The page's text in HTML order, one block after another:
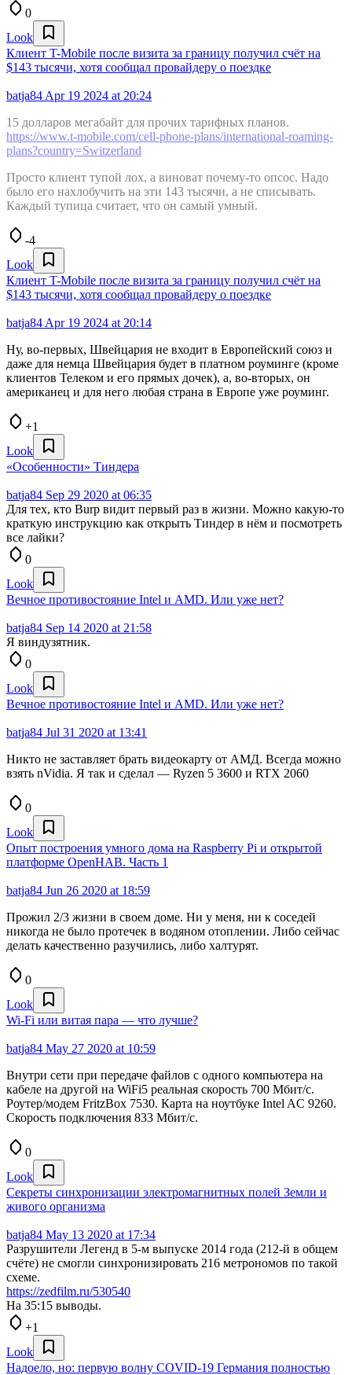
0
Look
Клиент T-Mobile после визита за границу получил счёт на
$143 тысячи, хотя сообщал провайдеру о поездке
batja84 Apr 19 2024 at 20:24
15 долларов мегабайт для прочих тарифных планов.
https://www.t-mobile.com/cell-phone-plans/international-roaming-
plans?country=Switzerland
Просто клиент тупой лох, а виноват почему-то опсос. Надо
было его нахлобучить на эти 143 тысячи, а не списывать.
Каждый тупица считает, что он самый умный.
-4
Look
Клиент T-Mobile после визита за границу получил счёт на
$143 тысячи, хотя сообщал провайдеру о поездке
batja84 Apr 19 2024 at 20:14
Ну, во-первых, Швейцария не входит в Европейский союз и
даже для немца Швейцария будет в платном роуминге (кроме
клиентов Телеком и его прямых дочек), а, во-вторых, он
американец и для него любая страна в Европе уже роуминг.
+1
Look
«Особенности» Тиндера
batja84 Sep 29 2020 at 06:35
Для тех, кто Burp видит первый раз в жизни. Можно какую-то
краткую инструкцию как открыть Тиндер в нём и посмотреть
все лайки?
0
Look
Вечное противостояние Intel и AMD. Или уже нет?
batja84 Sep 14 2020 at 21:58
Я виндузятник.
0
Look
Вечное противостояние Intel и AMD. Или уже нет?
batja84 Jul 31 2020 at 13:41
Никто не заставляет брать видеокарту от АМД. Всегда можно
взять nVidia. Я так и сделал — Ryzen 5 3600 и RTX 2060
0
Look
Опыт построения умного дома на Raspberry Pi и открытой
платформе OpenHAB. Часть 1
batja84 Jun 26 2020 at 18:59
Прожил 2/3 жизни в своем доме. Ни у меня, ни к соседей
никогда не было протечек в водяном отоплении. Либо сейчас
делать качественно разучились, либо халтурят.
0
Look
Wi-Fi или витая пара — что лучше?
batja84 May 27 2020 at 10:59
Внутри сети при передаче файлов с одного компьютера на
кабеле на другой на WiFi5 реальная скорость 700 Мбит/с.
Роутер/модем FritzBox 7530. Карта на ноутбуке Intel AC 9260.
Скорость подключения 833 Мбит/с.
0
Look
Секреты синхронизации электромагнитных полей Земли и
живого организма
batja84 May 13 2020 at 17:34
Разрушители Легенд в 5-м выпуске 2014 года (212-й в общем
счёте) не смогли синхронизировать 216 метрономов по такой
схеме.
https://zedfilm.ru/530540
На 35:15 выводы.
+1
Look
Надоело, но: первую волну COVID-19 Германия полностью